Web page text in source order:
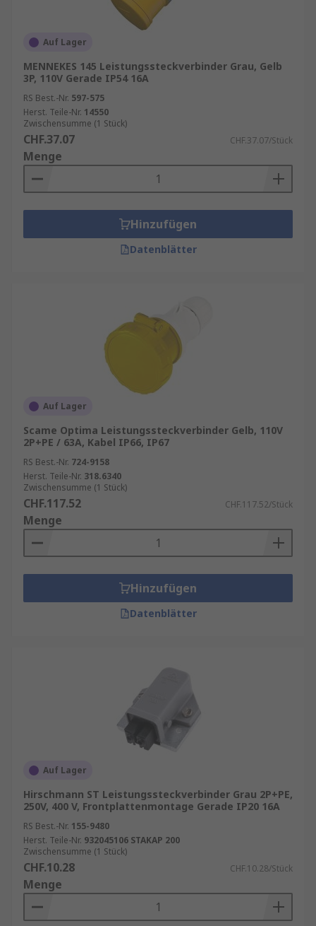
Auf Lager
MENNEKES 145 Leistungssteckverbinder Grau, Gelb
3P, 110V Gerade IP54 16A
RS Best.-Nr. 597-575
Herst. Teile-Nr. 14550
Zwischensumme (1 Stück)
CHF.37.07 CHF.37.07/Stück
Menge
Hinzufügen
Datenblätter
Auf Lager
Scame Optima Leistungssteckverbinder Gelb, 110V
2P+PE / 63A, Kabel IP66, IP67
RS Best.-Nr. 724-9158
Herst. Teile-Nr. 318.6340
Zwischensumme (1 Stück)
CHF.117.52 CHF.117.52/Stück
Menge
Hinzufügen
Datenblätter
Auf Lager
Hirschmann ST Leistungssteckverbinder Grau 2P+PE,
250V, 400 V, Frontplattenmontage Gerade IP20 16A
RS Best.-Nr. 155-9480
Herst. Teile-Nr. 932045106 STAKAP 200
Zwischensumme (1 Stück)
CHF.10.28 CHF.10.28/Stück
Menge